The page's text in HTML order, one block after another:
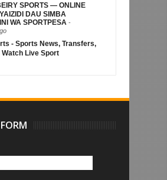
SPORTS — ONLINE
DAU SIMBA
WA SPORTPESA -
- Sports News, Transfers,
Live Sport